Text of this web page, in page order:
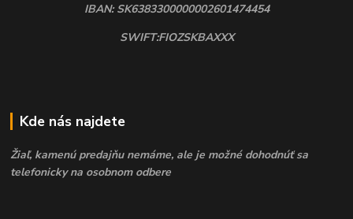
IBAN: SK6383300000002601474454
SWIFT:FIOZSKBAXXX
Kde nás najdete
Žiaľ, kamenú predajňu nemáme, ale je možné dohodnúť sa
telefonicky na osobnom odbere